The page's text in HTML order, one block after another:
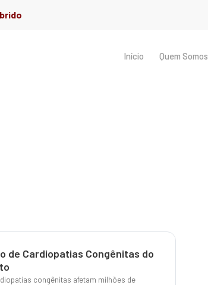
Início Quem Somos
de Cardiopatias Congênitas do
congênitas afetam milhões de